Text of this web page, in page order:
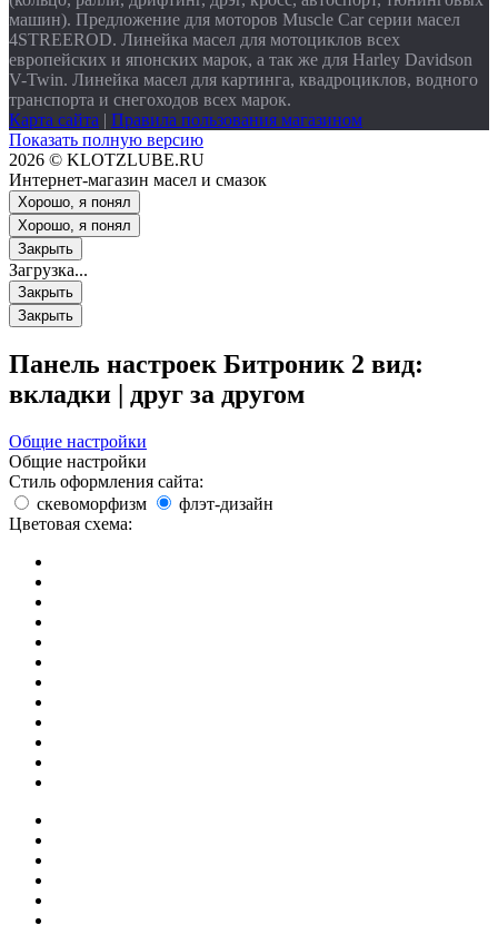
машин). Предложение для моторов Muscle Car серии масел
4STREEROD. Линейка масел для мотоциклов всех
европейских и японских марок, а так же для Harley Davidson
V-Twin. Линейка масел для картинга, квадроциклов, водного
транспорта и снегоходов всех марок.
Карта сайта | Правила пользования магазином
Показать полную версию
2026 © KLOTZLUBE.RU
Интернет-магазин масел и смазок
Хорошо, я понял
Хорошо, я понял
Закрыть
Загрузка...
Закрыть
Закрыть
Панель настроек Битроник 2 вид:
вкладки | друг за другом
Общие настройки
Общие настройки
Стиль оформления сайта:
скевоморфизм
флэт-дизайн
Цветовая схема: